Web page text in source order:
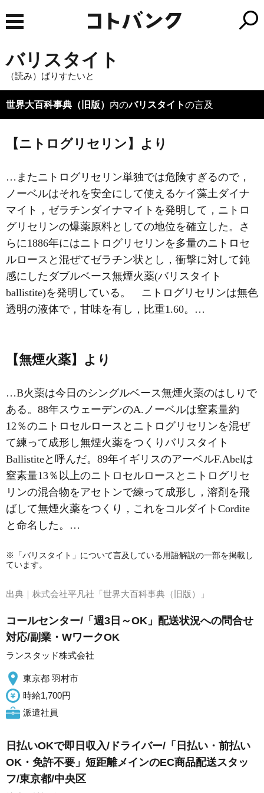
バリスタイト
（読み）ばりすたいと
世界大百科事典（旧版） 内のバリスタイトの言及
【ニトログリセリン】より
…またニトログリセリン単独では危険すぎるので，
ノーベルはそれを安全にして使えるケイ藻土ダイナ
マイト，ゼラチンダイナマイトを発明して，ニトロ
グリセリンの爆薬原料としての地位を確立した。さ
らに1886年にはニトログリセリンを多量のニトロセ
ルロースと混ぜてゼラチン状とし，衝撃に対して鈍
感にしたダブルベース無煙火薬(バリスタイト
ballistite)を発明している。 ニトログリセリンは無色
透明の液体で，甘味を有し，比重1.60。…
【無煙火薬】より
…B火薬は今日のシングルベース無煙火薬のはしりで
ある。88年スウェーデンのA.ノーベルは窒素量約
12％のニトロセルロースとニトログリセリンを混ぜ
て練って成形し無煙火薬をつくりバリスタイト
Ballistiteと呼んだ。89年イギリスのアーベルF.Abelは
窒素量13％以上のニトロセルロースとニトログリセ
リンの混合物をアセトンで練って成形し，溶剤を飛
ばして無煙火薬をつくり，これをコルダイトCordite
と命名した。…
※「バリスタイト」について言及している用語解説の一部を掲載し
ています。
出典｜ 株式会社平凡社「世界大百科事典（旧版）」
コールセンター/「週3日～OK」配送状況への問合せ
対応/副業・WワークOK
ランスタッド株式会社
東京都 羽村市
時給1,700円
派遣社員
日払いOKで即日収入/ドライバー/「日払い・前払い
OK・免許不要」短距離メインのEC商品配送スタッ
フ/東京都/中央区